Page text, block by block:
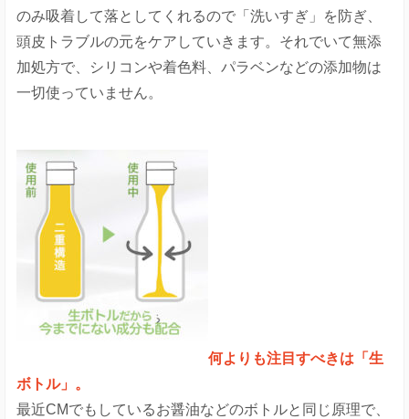
のみ吸着して落としてくれるので「洗いすぎ」を防ぎ、
頭皮トラブルの元をケアしていきます。それでいて無添
加処方で、シリコンや着色料、パラベンなどの添加物は
一切使っていません。
何よりも注目すべきは「生
ボトル」。
最近CMでもしているお醤油などのボトルと同じ原理で、